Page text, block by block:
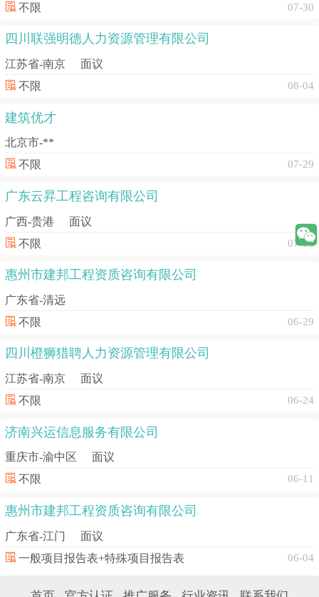
不限 07-30
四川联强明德人力资源管理有限公司
江苏省-南京 面议
不限 08-04
建筑优才
北京市-**
不限 07-29
广东云昇工程咨询有限公司
广西-贵港 面议
不限 07-06
惠州市建邦工程资质咨询有限公司
广东省-清远
不限 06-29
四川橙狮猎聘人力资源管理有限公司
江苏省-南京 面议
不限 06-24
济南兴运信息服务有限公司
重庆市-渝中区 面议
不限 06-11
惠州市建邦工程资质咨询有限公司
广东省-江门 面议
一般项目报告表+特殊项目报告表 06-04